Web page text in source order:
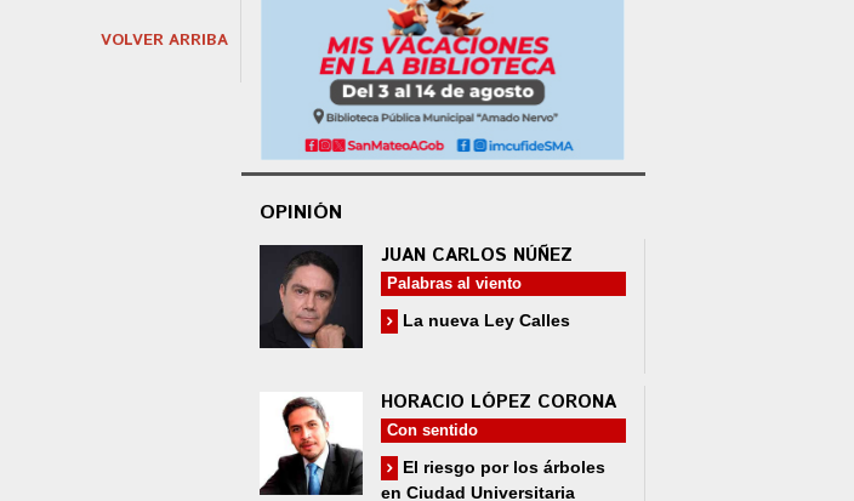
VOLVER ARRIBA
OPINIÓN
JUAN CARLOS NÚÑEZ
Palabras al viento
La nueva Ley Calles
HORACIO LÓPEZ CORONA
Con sentido
El riesgo por los árboles
en Ciudad Universitaria